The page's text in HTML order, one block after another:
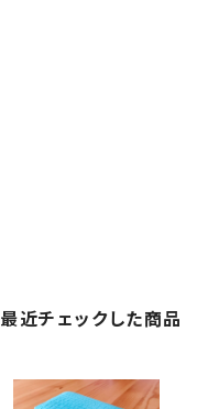
最近チェックした商品